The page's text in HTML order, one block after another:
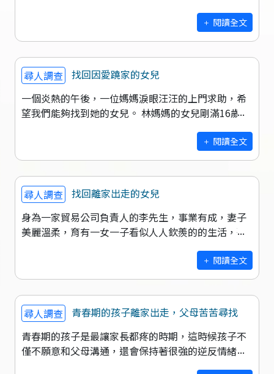
閱讀全文
尋人調查 找回因愛蹺家的女兒
一個炎熱的午後，一位媽媽淚眼汪汪的上門求助，希
望我們能夠找到她的女兒。 林媽媽的女兒剛滿16歲，
閱讀全文
尋人調查 找回離家出走的女兒
身為一家貿易公司負責人的李先生，事業有成，妻子
美麗溫柔，育有一女一子看似人人欽羨的的生活，殊
女兒，升上國三原本聽話乖巧的女兒，交了 閱讀全文
尋人調查
青春期的孩子離家出走，父母苦苦尋找
青春期的孩子是最讓家長都疼的時期，這時候孩子不
僅不願意和父母溝通，還會保持著很強的逆反情緒，